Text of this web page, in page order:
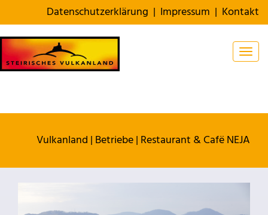
Datenschutzerklärung | Impressum | Kontakt
Vulkanland | Betriebe| Restaurant & Cafë NEJA